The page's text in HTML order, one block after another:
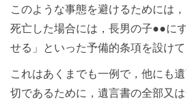
このような事態を避けるためには
死亡した場合には，長男の子●●に
せる」といった予備的条項を設け
これはあくまでも一例で，他にも
切であるために，遺言書の全部又